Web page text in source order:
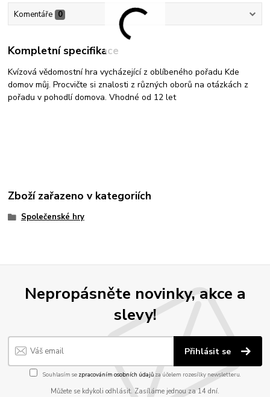
Komentáře 0
Kompletní specifikace
Kvízová vědomostní hra vycházející z oblíbeného pořadu Kde
domov můj. Procvičte si znalosti z různých oborů na otázkách z
pořadu v pohodlí domova. Vhodné od 12 let
Zboží zařazeno v kategoriích
Společenské hry
Nepropásněte novinky, akce a
slevy!
Přihlásit se
Souhlasím se zpracováním osobních údajůza účelem rozesílky newsletteru.
Můžete se kdykoli odhlásit. Zasíláme jednou za 14 dní.